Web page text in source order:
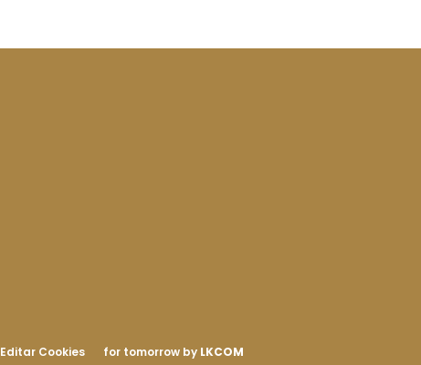
Editar Cookies for tomorrow by LKCOM